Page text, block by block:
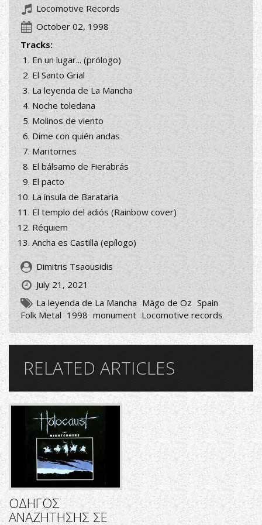
Locomotive Records
October 02, 1998
Tracks:
En un lugar... (prólogo)
El Santo Grial
La leyenda de La Mancha
Noche toledana
Molinos de viento
Dime con quién andas
Maritornes
El bálsamo de Fierabrás
El pacto
La ínsula de Barataria
El templo del adiós (Rainbow cover)
Réquiem
Ancha es Castilla (epílogo)
Dimitris Tsaousidis
July 21, 2021
La leyenda de La Mancha Mägo de Oz Spain
Folk Metal 1998 monument Locomotive records
RELATED ARTICLES
ΟΔΗΓΟΣ
ΑΝΑΖΗΤΗΣΗΣ ΣΕ